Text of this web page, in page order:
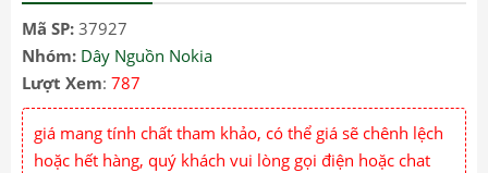
Mã SP: 37927
Nhóm: Dây Nguồn Nokia
Lượt Xem: 787
giá mang tính chất tham khảo, có thể giá sẽ chênh lệch
hoặc hết hàng, quý khách vui lòng gọi điện hoặc chat